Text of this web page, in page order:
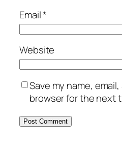
Email*
Website
Save my name,
browser for the next